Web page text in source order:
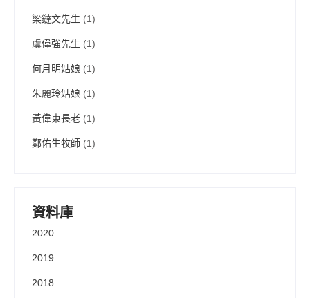
梁鐽文先生 (1)
虞偉強先生 (1)
何月明姑娘 (1)
朱麗玲姑娘 (1)
黃偉東長老 (1)
鄭佑生牧師 (1)
資料庫
2020
2019
2018